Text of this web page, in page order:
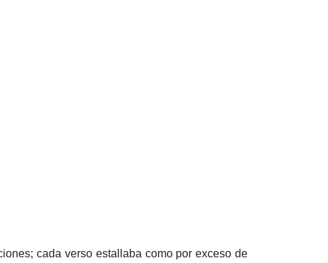
cada verso estallaba como por exceso de